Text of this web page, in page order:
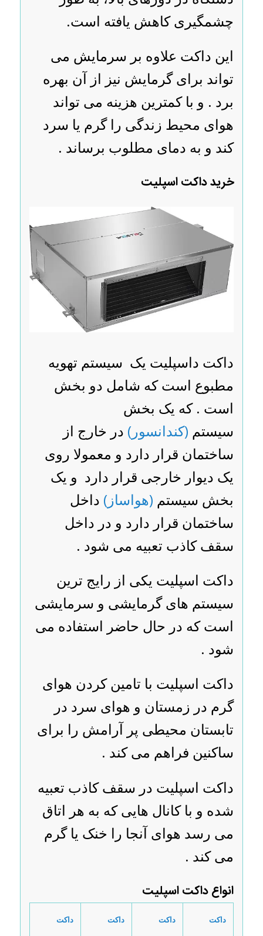
چشمگیری کاهش یافته است.
این داکت علاوه بر سرمایش می
تواند برای گرمایش نیز از آن بهره
برد . و با کمترین هزینه می تواند
هوای محیط زندگی را گرم یا سرد
کند و به دمای مطلوب برساند .
خرید داکت اسپلیت
داکت داسپلیت یک سیستم تهویه
مطبوع است که شامل دو بخش
است . که یک بخش
سیستم (کندانسور) در خارج از
ساختمان قرار دارد و معمولا روی
یک دیوار خارجی قرار دارد و یک
بخش سیستم (هواساز) داخل
ساختمان قرار دارد و در داخل
سقف کاذب تعبیه می شود .
داکت اسپلیت یکی از رایج ترین
سیستم های گرمایشی و سرمایشی
است که در حال حاضر استفاده می
شود .
داکت اسپلیت با تامین کردن هوای
گرم در زمستان و هوای سرد در
تابستان محیطی پر آرامش را برای
ساکنین فراهم می کند .
داکت اسپلیت در سقف کاذب تعبیه
شده و با کانال هایی که به هر اتاق
می رسد هوای آنجا را خنک یا گرم
می کند .
انواع داکت اسپلیت
داکت داکت داکت داکت